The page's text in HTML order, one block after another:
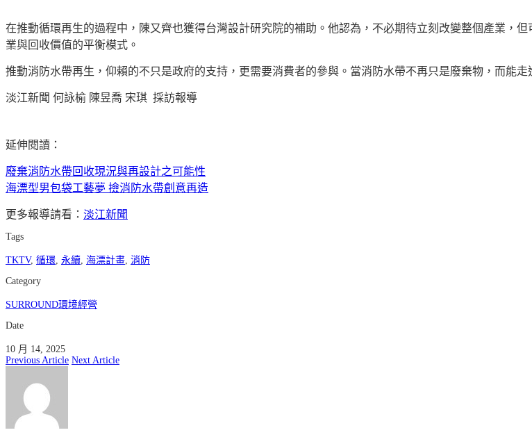
在推動循環再生的過程中，陳又齊也獲得台灣設計研究院的補助。他認為，不必期待立刻改變整個產業，
業與回收價值的平衡模式。
推動消防水帶再生，仰賴的不只是政府的支持，更需要消費者的參與。當消防水帶不再只是廢棄物，而能
淡江新聞 何詠榆 陳昱喬 宋琪 採訪報導
延伸閱讀：
廢棄消防水帶回收現況與再設計之可能性
海漂型男包袋工藝夢 撿消防水帶創意再造
更多報導請看： 淡江新聞
Tags
TKTV, 循環 永續 海漂計畫 消防
Category
SURROUND環境經營
Date
10 月 14, 2025
Previous Article Next Article